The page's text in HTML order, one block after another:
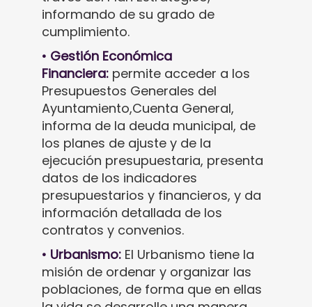
informando de su grado de
cumplimiento.
• Gestión Económica
Financiera: permite acceder a los
Presupuestos Generales del
Ayuntamiento,Cuenta General,
informa de la deuda municipal, de
los planes de ajuste y de la
ejecución presupuestaria, presenta
datos de los indicadores
presupuestarios y financieros, y da
información detallada de los
contratos y convenios.
• Urbanismo: El Urbanismo tiene la
misión de ordenar y organizar las
poblaciones, de forma que en ellas